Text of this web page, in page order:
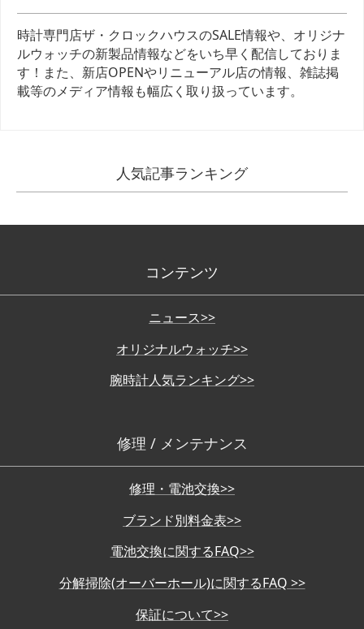
時計専門店ザ・クロックハウスのSALE情報や、オリジナ
ルウォッチの新製品情報などをいち早く配信しておりま
す！また、新店OPENやリニューアル店の情報、雑誌掲
載等のメディア情報も幅広く取り扱っています。
人気記事ランキング
コンテンツ
ニュース>>
オリジナルウォッチ>>
腕時計人気ランキング>>
修理 / メンテナンス
修理・電池交換>>
ブランド別料金表>>
電池交換に関するFAQ>>
分解掃除(オーバーホール)に関するFAQ >>
保証について>>